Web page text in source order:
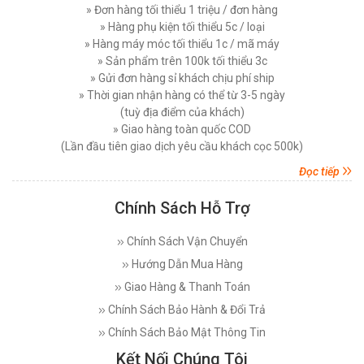
Thứ tư, 26/11/2025
Nên Chọn Máy Cắt Vải Cầm Tay Hay Máy Cắt
Vải Đứng
Thứ năm, 20/11/2025
Các Lỗi Phổ Biến Khi Sử Dụng Máy Cắt Vải
Đứng Và Cách Khắc Phục
Thứ bảy, 15/11/2025
Trước Khi Mua Và Sử Dụng
Thứ bảy, 08/11/2025
Máy Cắt Dây Đai Tự Động Là Gì? Cách Vận
Hành Và Lợi Ích
Thứ bảy, 25/10/2025
So Sánh Máy Khâu Bao Cầm Tay Dùng Điện Và
Dùng Pin – Nên Chọn Loại Nào?
MÁY CẮT VẢI ĐỨNG DAYANG CDZ-103 08 INCH
750W
Đăng nhập để xem giá sỉ
Giá bán lẻ: 7.450.000đ
MÁY CẮT VẢI ĐỨNG PHILPS 08 INCH, CÔNG
SUẤT 1600W
750 W )
Đăng nhập để xem giá sỉ
MÁY CẮT VẢI ĐỨNG DAYANG CDZ-103 10 INCH
Chính Sách Hỗ Trợ
Chính Sách Vận Chuyển
Hướng Dẫn Mua Hàng
Giao Hàng & Thanh Toán
Chính Sách Bảo Hành & Đổi Trả
Chính Sách Bảo Mật Thông Tin
» Đơn hàng tối thiểu 1 triệu / đơn hàng
» Hàng phụ kiện tối thiểu 5c / loại
» Hàng máy móc tối thiểu 1c / mã máy
» Sản phẩm trên 100k tối thiểu 3c
» Gửi đơn hàng sỉ khách chịu phí ship
» Thời gian nhận hàng có thể từ 3-5 ngày
(tuỳ địa điểm của khách)
» Giao hàng toàn quốc COD
(Lần đầu tiên giao dịch yêu cầu khách cọc 500k)
Đọc tiếp
Kết Nối Chúng Tôi